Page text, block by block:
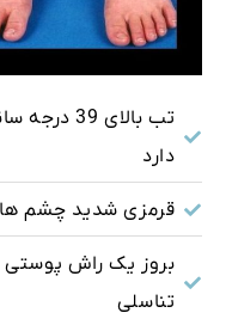
دارد
قرمزی شدید چشم
بروز یک راش پوستی
تناسلی